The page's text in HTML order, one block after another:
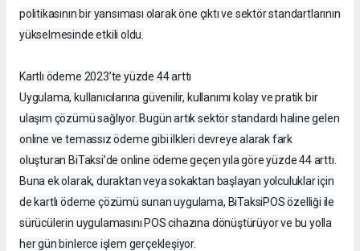
politikasının bir yansıması olarak öne çıktı ve sektör standartlarının
yükselmesinde etkili oldu.
Kartlı ödeme 2023’te yüzde 44 arttı
Uygulama, kullanıcılarına güvenilir, kullanımı kolay ve pratik bir
ulaşım çözümü sağlıyor. Bugün artık sektör standardı haline gelen
online ve temassız ödeme gibi ilkleri devreye alarak fark
oluşturan BiTaksi’de online ödeme geçen yıla göre yüzde 44 arttı.
Buna ek olarak, duraktan veya sokaktan başlayan yolculuklar için
de kartlı ödeme çözümü sunan uygulama, BiTaksiPOS özelliği ile
sürücülerin uygulamasını POS cihazına dönüştürüyor ve bu yolla
her gün binlerce işlem gerçekleşiyor.